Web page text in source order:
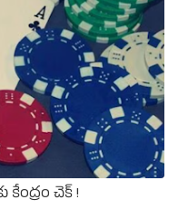
కేంద్రం చెక్‌ !